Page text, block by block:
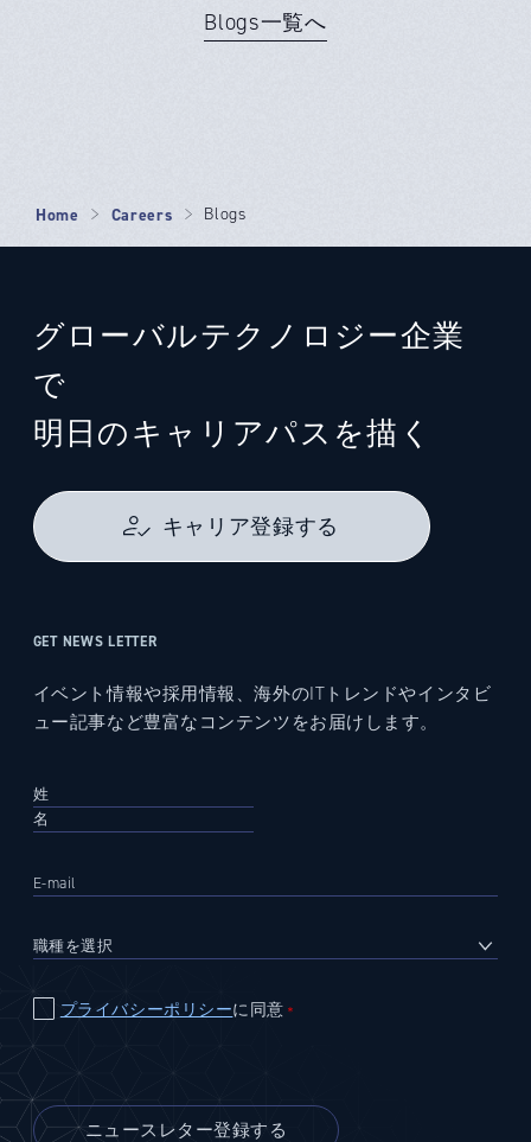
Blogs一覧へ
Home Careers Blogs
グローバルテクノロジー企業
で
明日のキャリアパスを描く
キャリア登録する
GET NEWS LETTER
イベント情報や採用情報、海外のITトレンドやインタビ
ュー記事など豊富なコンテンツをお届けします。
プライバシーポリシーに同意 ＊